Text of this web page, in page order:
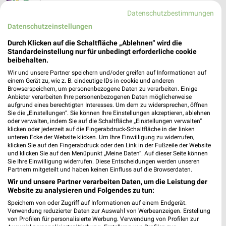
pitstop Prospekte und Angebote für Filderstadt
Plaza Hotelgroup Filialen & Öffnungszeiten für
Leonberg
POCO Katalog und Prospekte für Fellbach
POLO Prospekte und Angebote für Stuttgart -
Echterdingen
Datenschutzbestimmungen
Datenschutzeinstellungen
Durch Klicken auf die Schaltfläche „Ablehnen“ wird die
Standardeinstellung nur für unbedingt erforderliche cookie
beibehalten.
Wir und unsere Partner speichern und/oder greifen auf Informationen auf
einem Gerät zu, wie z. B. eindeutige IDs in cookie und anderen
Browserspeichern, um personenbezogene Daten zu verarbeiten. Einige
Anbieter verarbeiten Ihre personenbezogenen Daten möglicherweise
aufgrund eines berechtigten Interesses. Um dem zu widersprechen, öffnen
Sie die „Einstellungen“. Sie können Ihre Einstellungen akzeptieren, ablehnen
oder verwalten, indem Sie auf die Schaltfläche „Einstellungen verwalten“
klicken oder jederzeit auf die Fingerabdruck-Schaltfläche in der linken
unteren Ecke der Website klicken. Um Ihre Einwilligung zu widerrufen,
klicken Sie auf den Fingerabdruck oder den Link in der Fußzeile der Website
und klicken Sie auf den Menüpunkt „Meine Daten“. Auf dieser Seite können
Sie Ihre Einwilligung widerrufen. Diese Entscheidungen werden unseren
Partnern mitgeteilt und haben keinen Einfluss auf die Browserdaten.
Wir und unsere Partner verarbeiten Daten, um die Leistung der
Website zu analysieren und Folgendes zu tun:
Speichern von oder Zugriff auf Informationen auf einem Endgerät.
Verwendung reduzierter Daten zur Auswahl von Werbeanzeigen. Erstellung
von Profilen für personalisierte Werbung. Verwendung von Profilen zur